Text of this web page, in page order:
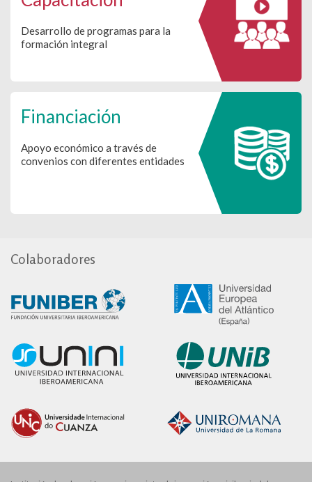
Desarrollo de programas para la
formación integral
Financiación
Apoyo económico a través de
convenios con diferentes entidades
Colaboradores